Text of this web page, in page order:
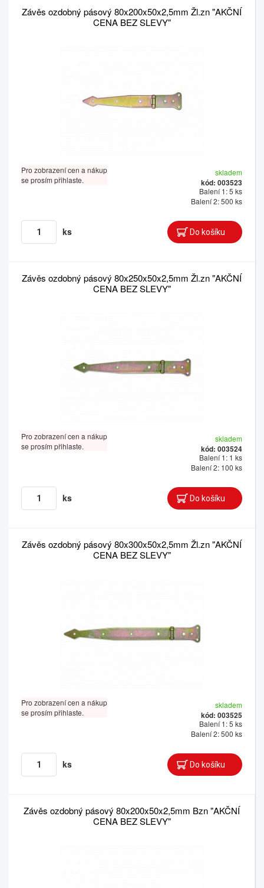
Závěs ozdobný pásový 80x200x50x2,5mm Žl.zn "AKČNÍ
CENA BEZ SLEVY"
Pro zobrazení cen a nákup
se prosím přihlaste.
skladem
kód: 003523
Balení 1: 5 ks
Balení 2: 500 ks
ks
Závěs ozdobný pásový 80x250x50x2,5mm Žl.zn "AKČNÍ
CENA BEZ SLEVY"
Pro zobrazení cen a nákup
se prosím přihlaste.
skladem
kód: 003524
Balení 1: 1 ks
Balení 2: 100 ks
ks
Závěs ozdobný pásový 80x300x50x2,5mm Žl.zn "AKČNÍ
CENA BEZ SLEVY"
Pro zobrazení cen a nákup
se prosím přihlaste.
skladem
kód: 003525
Balení 1: 5 ks
Balení 2: 500 ks
ks
Závěs ozdobný pásový 80x200x50x2,5mm Bzn "AKČNÍ
CENA BEZ SLEVY"